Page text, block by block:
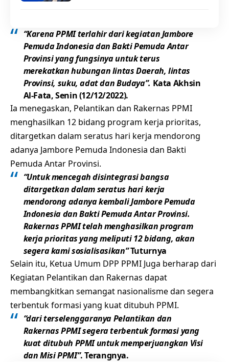
“Karena PPMI terlahir dari kegiatan Jambore
Pemuda Indonesia dan Bakti Pemuda Antar
Provinsi yang fungsinya untuk terus
merekatkan hubungan lintas Daerah, lintas
Provinsi, suku, adat dan Budaya”. Kata Akhsin
Al-Fata, Senin (12/12/2022).
Ia menegaskan, Pelantikan dan Rakernas PPMI
menghasilkan 12 bidang program kerja prioritas,
ditargetkan dalam seratus hari kerja mendorong
adanya Jambore Pemuda Indonesia dan Bakti
Pemuda Antar Provinsi.
“Untuk mencegah disintegrasi bangsa
ditargetkan dalam seratus hari kerja
mendorong adanya kembali Jambore Pemuda
Indonesia dan Bakti Pemuda Antar Provinsi.
Rakernas PPMI telah menghasilkan program
kerja prioritas yang meliputi 12 bidang, akan
segera kami sosialisasikan”Tuturnya
Selain itu, Ketua Umum DPP PPMI Juga berharap dari
Kegiatan Pelantikan dan Rakernas dapat
membangkitkan semangat nasionalisme dan segera
terbentuk formasi yang kuat ditubuh PPMI.
“dari terselenggaranya Pelantikan dan
Rakernas PPMI segera terbentuk formasi yang
kuat ditubuh PPMI untuk memperjuangkan Visi
dan Misi PPMI”. Terangnya.